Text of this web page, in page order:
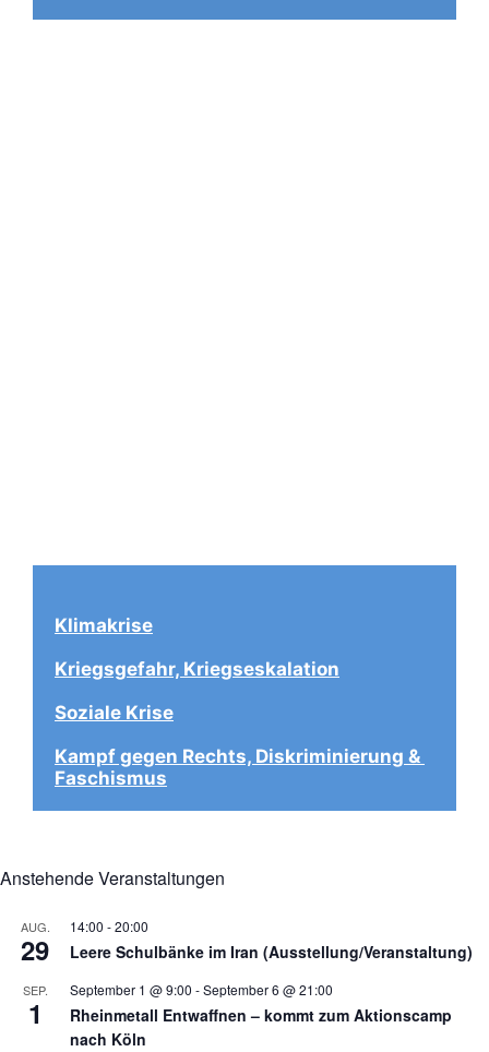
Klimakrise
Kriegsgefahr, Kriegseskalation
Soziale Krise
Kampf gegen Rechts, Diskriminierung &
Faschismus
Anstehende Veranstaltungen
AUG.
29
14:00 -20:00
Leere Schulbänke im Iran (Ausstellung/Veranstaltung)
SEP.
1
September 1 @ 9:00 -September 6 @ 21:00
Rheinmetall Entwaffnen – kommt zum Aktionscamp
nach Köln